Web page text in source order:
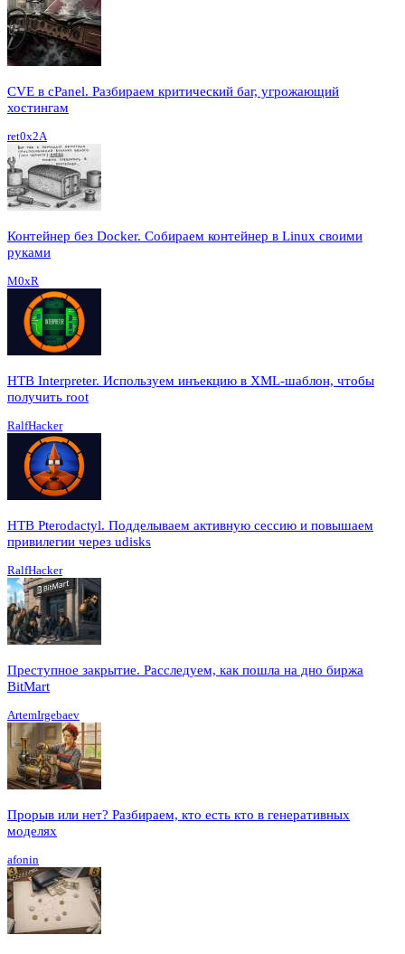
CVE в cPanel. Разбираем критический баг, угрожающий
хостингам
ret0x2A
Контейнер без Docker. Собираем контейнер в Linux своими
руками
M0xR
HTB Interpreter. Используем инъекцию в XML-шаблон, чтобы
получить root
RalfHacker
HTB Pterodactyl. Подделываем активную сессию и повышаем
привилегии через udisks
RalfHacker
Преступное закрытие. Расследуем, как пошла на дно биржа
BitMart
ArtemIrgebaev
Прорыв или нет? Разбираем, кто есть кто в генеративных
моделях
afonin